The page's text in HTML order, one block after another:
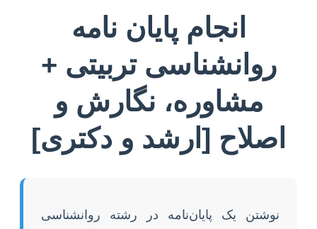
انجام پایان نامه
روانشناسی تربیتی +
مشاوره، نگارش و
اصلاح [ارشد و دکتری]
نوشتن یک پایان‌نامه در رشته روانشناسی